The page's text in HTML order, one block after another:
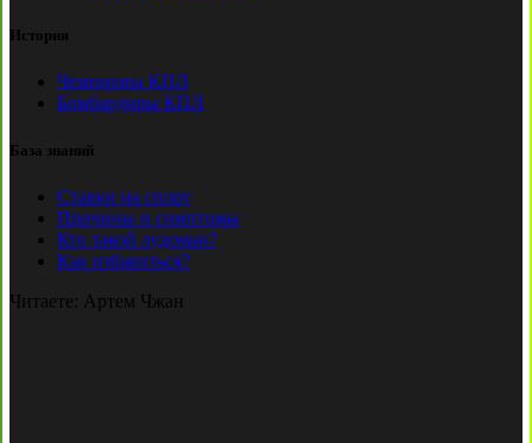
История
Чемпионы КПЛ
Бомбардиры КПЛ
База знаний
Ставки на спорт
Причины и симптомы
Кто такой лудоман?
Как избавиться?
Читаете: Артем Чжан